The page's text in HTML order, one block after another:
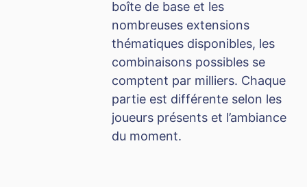
boîte de base et les
nombreuses extensions
thématiques disponibles, les
combinaisons possibles se
comptent par milliers. Chaque
partie est différente selon les
joueurs présents et l’ambiance
du moment.